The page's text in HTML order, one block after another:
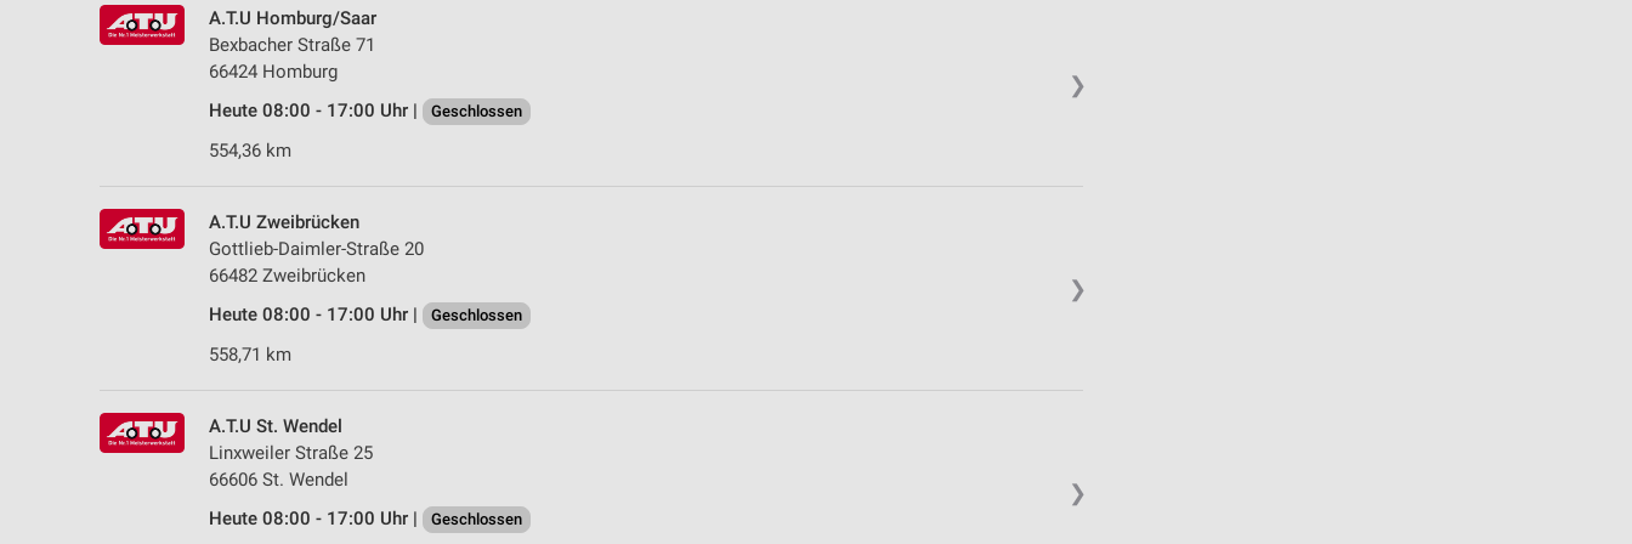
❯
A.T.U Homburg/Saar
Bexbacher Straße 71
66424 Homburg
Heute 08:00 - 17:00 Uhr |
Geschlossen
554,36 km
❯
A.T.U Zweibrücken
Gottlieb-Daimler-Straße 20
66482 Zweibrücken
Heute 08:00 - 17:00 Uhr |
Geschlossen
558,71 km
❯
A.T.U St. Wendel
Linxweiler Straße 25
66606 St. Wendel
Heute 08:00 - 17:00 Uhr |
Geschlossen